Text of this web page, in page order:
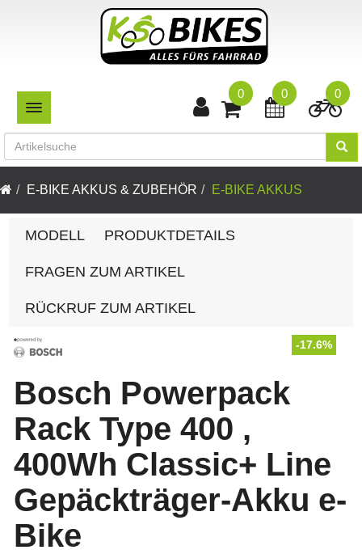
TOGGLE NAVIGATION
0
0
0
E-BIKE AKKUS & ZUBEHÖR E-BIKE AKKUS
MODELL PRODUKTDETAILS
FRAGEN ZUM ARTIKEL
RÜCKRUF ZUM ARTIKEL
-17.6%
Bosch Powerpack
Rack Type 400 ,
400Wh Classic+ Line
Gepäckträger-Akku e-
Bike